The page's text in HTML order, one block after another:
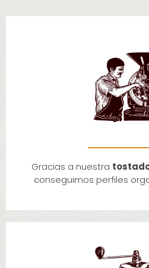
Gracias a nuestra
conseguimos perfiles